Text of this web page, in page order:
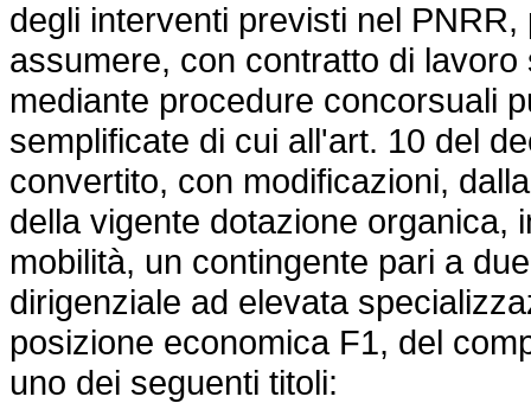
degli interventi previsti nel
assumere, con contratto di
mediante procedure concorsuali
semplificate di cui all'art. 10 del
convertito, con modificazioni,
della vigente dotazione organica,
mobilità, un contingente pari a
dirigenziale ad elevata
posizione economica F1, del
uno dei seguenti titoli: